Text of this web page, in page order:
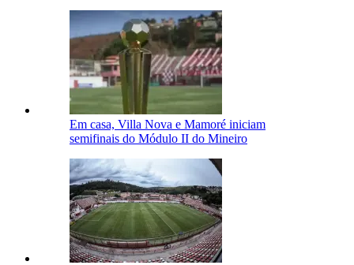
Em casa, Villa Nova e Mamoré iniciam
semifinais do Módulo II do Mineiro